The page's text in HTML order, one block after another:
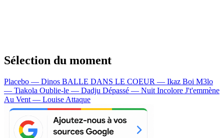
Sélection du moment
Placebo — Dinos BALLE DANS LE COEUR — Ikaz Boi M3lo
— Tiakola Oublie-le — Dadju Dépassé — Nuit Incolore J't'emmène
Au Vent — Louise Attaque